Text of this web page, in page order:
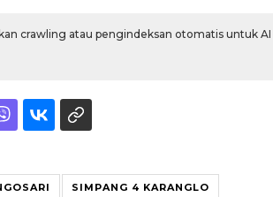
crawling atau pengindeksan otomatis untuk AI
SIMPANG 4 KARANGLO